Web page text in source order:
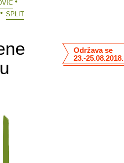
SPLIT
Održava se
23.-25.08.2018.